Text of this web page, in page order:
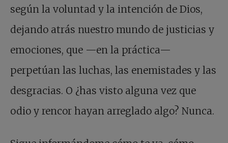
según la voluntad y la intención de Dios,
dejando atrás nuestro mundo de justicias y
emociones, que —en la práctica—
perpetúan las luchas, las enemistades y las
desgracias. O ¿has visto alguna vez que
odio y rencor hayan arreglado algo? Nunca.